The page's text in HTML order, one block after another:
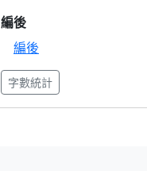
編後
編後
字數統計